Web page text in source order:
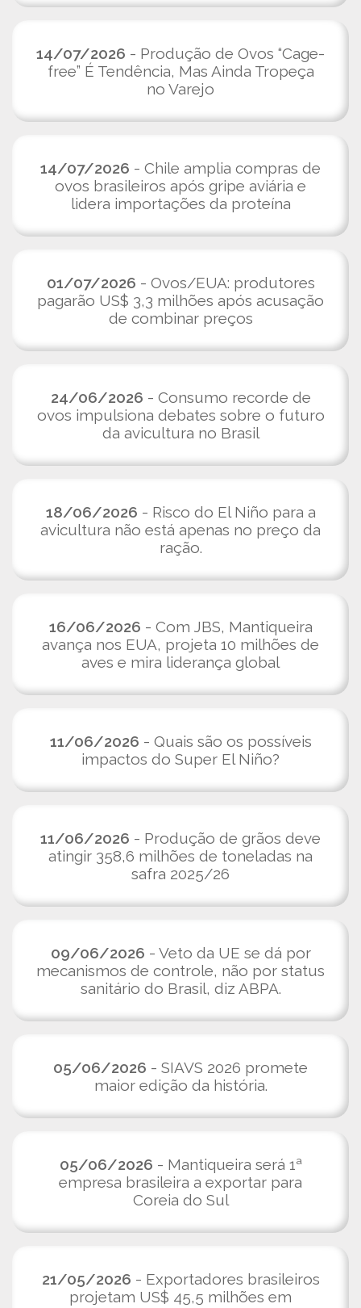
14/07/2026 - Produção de Ovos “Cage-
free” É Tendência, Mas Ainda Tropeça
no Varejo
14/07/2026 - Chile amplia compras de
ovos brasileiros após gripe aviária e
lidera importações da proteína
01/07/2026 - Ovos/EUA: produtores
pagarão US$ 3,3 milhões após acusação
de combinar preços
24/06/2026 - Consumo recorde de
ovos impulsiona debates sobre o futuro
da avicultura no Brasil
18/06/2026 - Risco do El Niño para a
avicultura não está apenas no preço da
ração.
16/06/2026 - Com JBS, Mantiqueira
avança nos EUA, projeta 10 milhões de
aves e mira liderança global
11/06/2026 - Quais são os possíveis
impactos do Super El Niño?
11/06/2026 - Produção de grãos deve
atingir 358,6 milhões de toneladas na
safra 2025/26
09/06/2026 - Veto da UE se dá por
mecanismos de controle, não por status
sanitário do Brasil, diz ABPA.
05/06/2026 - SIAVS 2026 promete
maior edição da história.
05/06/2026 - Mantiqueira será 1ª
empresa brasileira a exportar para
Coreia do Sul
21/05/2026 - Exportadores brasileiros
projetam US$ 45,5 milhões em